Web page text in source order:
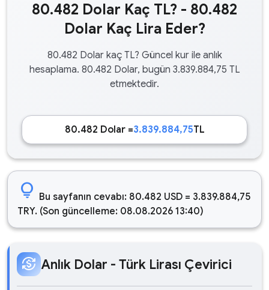
80.482 Dolar Kaç TL? - 80.482
Dolar Kaç Lira Eder?
80.482 Dolar kaç TL? Güncel kur ile anlık
hesaplama. 80.482 Dolar, bugün 3.839.884,75 TL
etmektedir.
80.482 Dolar =3.839.884,75TL
lightbulb Bu sayfanın cevabı: 80.482 USD = 3.839.884,75
TRY. (Son güncelleme: 08.08.2026 13:40)
currency_exchange Anlık Dolar - Türk Lirası Çevirici